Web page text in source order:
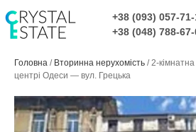
до
контенту
+38 (093) 057-
+38 (048) 788-
Головна / Вторинна нерухомість /2-
центрі Одеси — вул. Грецька